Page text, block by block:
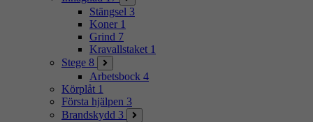
Stängsel 3
Koner 1
Grind 7
Kravallstaket 1
Stege 8
Arbetsbock 4
Körplåt 1
Första hjälpen 3
Brandskydd 3